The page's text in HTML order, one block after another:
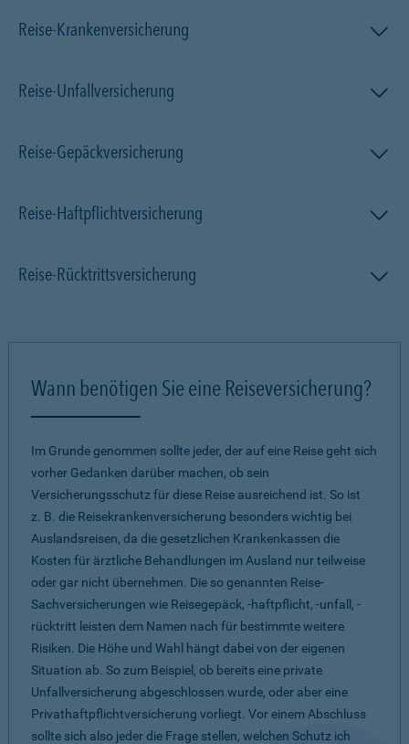
Reise-Krankenversicherung
Reise-Unfallversicherung
Reise-Gepäckversicherung
Reise-Haftpflichtversicherung
Reise-Rücktrittsversicherung
Wann benötigen Sie eine Reiseversicherung?
Im Grunde genommen sollte jeder, der auf eine Reise geht sich
vorher Gedanken darüber machen, ob sein
Versicherungsschutz für diese Reise ausreichend ist. So ist
z. B. die Reisekrankenversicherung besonders wichtig bei
Auslandsreisen, da die gesetzlichen Krankenkassen die
Kosten für ärztliche Behandlungen im Ausland nur teilweise
oder gar nicht übernehmen. Die so genannten Reise-
Sachversicherungen wie Reisegepäck, -haftpflicht, -unfall, -
rücktritt leisten dem Namen nach für bestimmte weitere
Risiken. Die Höhe und Wahl hängt dabei von der eigenen
Situation ab. So zum Beispiel, ob bereits eine private
Unfallversicherung abgeschlossen wurde, oder aber eine
Privathaftpflichtversicherung vorliegt. Vor einem Abschluss
sollte sich also jeder die Frage stellen, welchen Schutz ich